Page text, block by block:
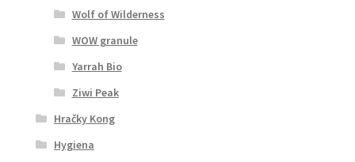
Wolf of Wilderness
WOW granule
Yarrah Bio
Ziwi Peak
Hračky Kong
Hygiena